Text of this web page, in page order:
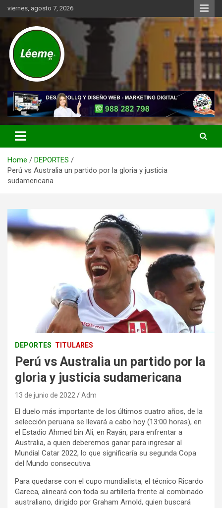
Skip
to
viernes, agosto 7, 2026
Léeme.pe
Noticias de actualidad del mundo distrital, vecinal, municipal y de
negocios a nivel de Lima Metropolitana, sin descuidar las noticias
de alcance nacional.
Home
DEPORTES
Perú vs Australia un partido por la gloria y justicia
sudamericana
DEPORTES TITULARES
Perú vs Australia un partido por la
gloria y justicia sudamericana
13 de junio de 2022 Adm
El duelo más importante de los últimos cuatro años, de la
selección peruana se llevará a cabo hoy (13:00 horas), en
el Estadio Ahmed bin Ali, en Rayán, para enfrentar a
Australia, a quien deberemos ganar para ingresar al
Mundial Catar 2022, lo que significaría su segunda Copa
del Mundo consecutiva.
Para quedarse con el cupo mundialista, el técnico Ricardo
Gareca, alineará con toda su artillería frente al combinado
australiano, dirigido por Graham Arnold, quien buscará